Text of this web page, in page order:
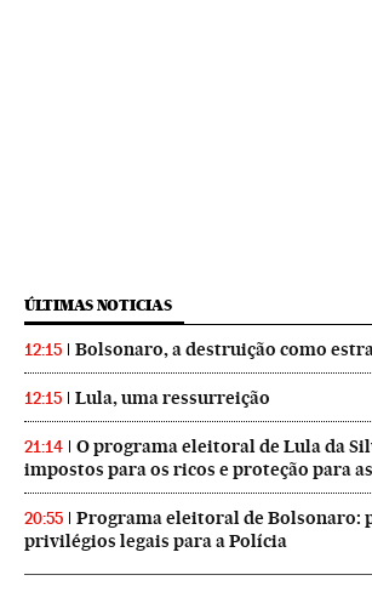
ÚLTIMAS NOTICIAS
12:15 Bolsonaro, a destruição como
12:15 Lula, uma ressurreição
21:14
O programa eleitoral de Lula da
impostos para os ricos e proteção para
20:55
Programa eleitoral de Bolsonaro:
privilégios legais para a Polícia